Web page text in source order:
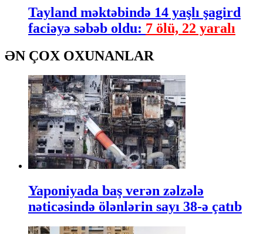
Tayland məktəbində 14 yaşlı şagird
faciəyə səbəb oldu: 7 ölü, 22 yaralı
ƏN ÇOX OXUNANLAR
Yaponiyada baş verən zəlzələ
nəticəsində ölənlərin sayı 38-ə çatıb